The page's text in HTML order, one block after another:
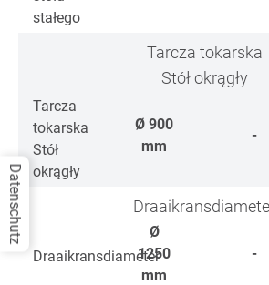
stałego
Tarcza tokarska
Stół okrągły
Tarcza
tokarska
Stół
okrągły
Ø 900
mm
-
Draaikransdiameter
Ø
1250
mm
-
Datenschutz